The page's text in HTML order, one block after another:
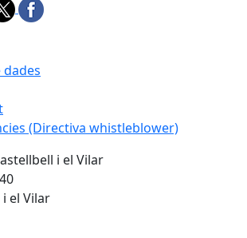
(Directiva whistleblower)
i el Vilar
el Vilar